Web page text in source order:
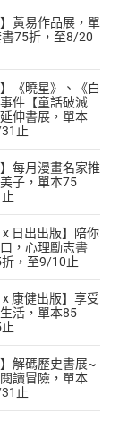
】黃易作品展，單
75折，至8/20
】《曉星》、《白
件【童話破滅
伸書展，單本
止
】每月漫畫名家推
子，單本75
x 日出出版】陪你
，心理勵志書
，至9/10止
x 康健出版】享受
活，單本85
】解碼歷史書展~
讀冒險，單本
止